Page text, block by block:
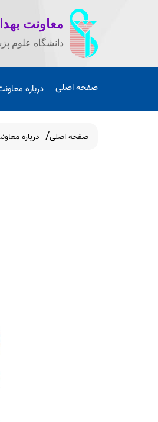
معاونت
دانشگاه علوم
صفحه اصلی درباره
صفحه اصلی درباره